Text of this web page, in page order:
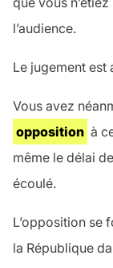
l’audience.
Le jugement est
Vous avez
opposition à
même le délai
écoulé.
L’opposition se
la République